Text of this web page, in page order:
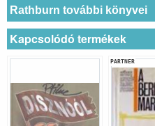
Rathburn további könyvei
Kapcsolódó termékek
PARTNER